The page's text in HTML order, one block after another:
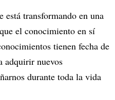
está transformando en una
el conocimiento en sí
tienen fecha de
adquirir nuevos
durante toda la vida